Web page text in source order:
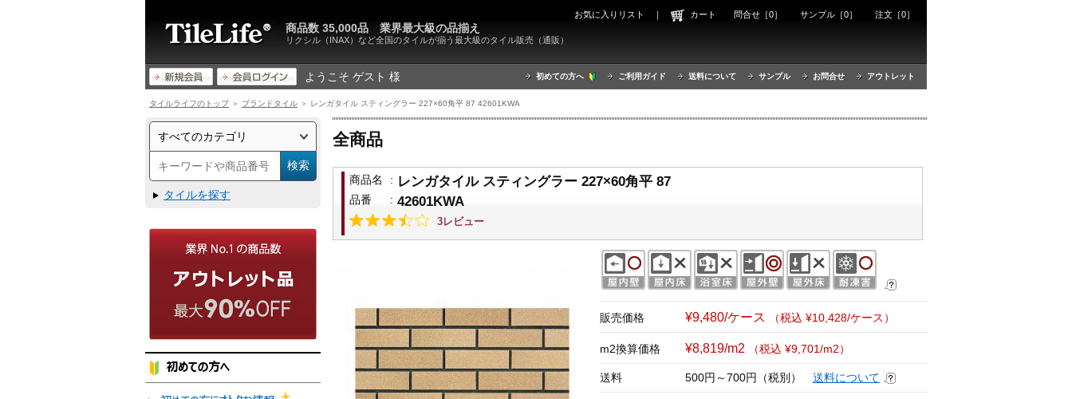
リクシル（INAX）など全国のタイルが揃う最大級のタイル販売（通販）
商品数 35,000品 業界最大級の品揃え
ようこそ ゲスト 様 初めての方へ ご利用ガイド 送料について サンプル お問合せ アウトレット
お気に入りリスト ｜ カート 問合せ［0］ サンプル［0］ 注文［0］
タイルライフのトップ＞ ブランドタイル ＞ レンガタイル スティングラー 227×60角平 87 42601KWA
タイルを探す
全商品
商品名 : レンガタイル スティングラー 227×60角平 87
品番 : 42601KWA
3レビュー
販売価格 ¥9,480/ケース （税込 ¥10,428/ケース）
m2換算価格 ¥8,819/m2 （税込 ¥9,701/m2）
送料 500円～700円（税別） 送料について